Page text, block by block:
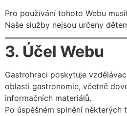
Pro používání tohoto Webu
Naše služby nejsou určeny
3. Účel Webu
Gastrohraci poskytuje
oblasti gastronomie, včetně
informačních materiálů.
Po úspěšném splnění některých